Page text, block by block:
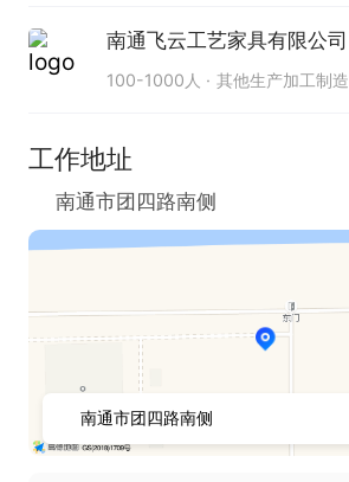
南通飞云工艺家具有限公司
100-1000人 其他生产加工制造
工作地址
南通市团四路南侧
南通市团四路南侧